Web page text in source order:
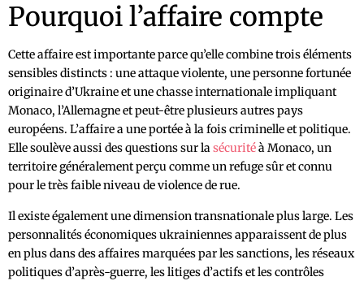
Pourquoi l’affaire compte
Cette affaire est importante parce qu’elle combine trois éléments
sensibles distincts : une attaque violente, une personne fortunée
originaire d’Ukraine et une chasse internationale impliquant
Monaco, l’Allemagne et peut-être plusieurs autres pays
européens. L’affaire a une portée à la fois criminelle et politique.
Elle soulève aussi des questions sur lasécuritéà Monaco, un
territoire généralement perçu comme un refuge sûr et connu
pour le très faible niveau de violence de rue.
Il existe également une dimension transnationale plus large. Les
personnalités économiques ukrainiennes apparaissent de plus
en plus dans des affaires marquées par les sanctions, les réseaux
politiques d’après-guerre, les litiges d’actifs et les contrôles